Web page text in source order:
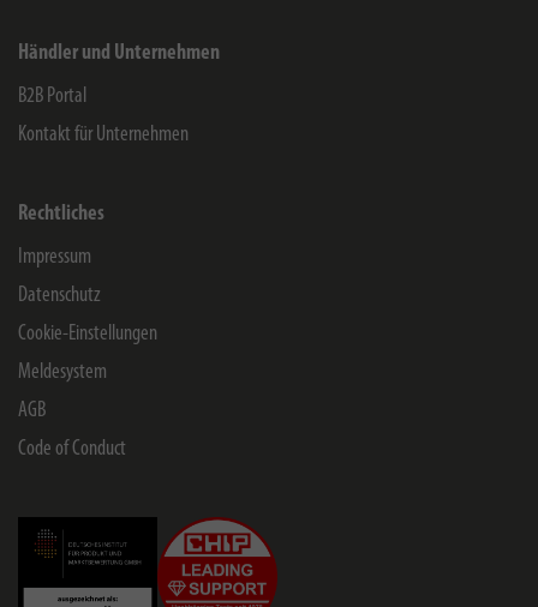
Händler und Unternehmen
B2B Portal
Kontakt für Unternehmen
Rechtliches
Impressum
Datenschutz
Cookie-Einstellungen
Meldesystem
AGB
Code of Conduct